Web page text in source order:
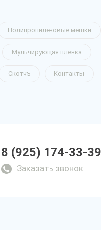
Полипропиленовые мешки
Мульчирующая пленка
Скотчъ Контакты
8 (925) 174-33-39
Заказать звонок